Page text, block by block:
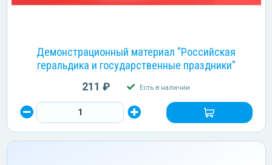
Демонстрационный материал "Российская
геральдика и государственные праздники"
211 ₽ Есть в наличии